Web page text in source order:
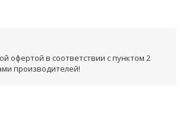
офертой в соответствии с пунктом 2
производителей!